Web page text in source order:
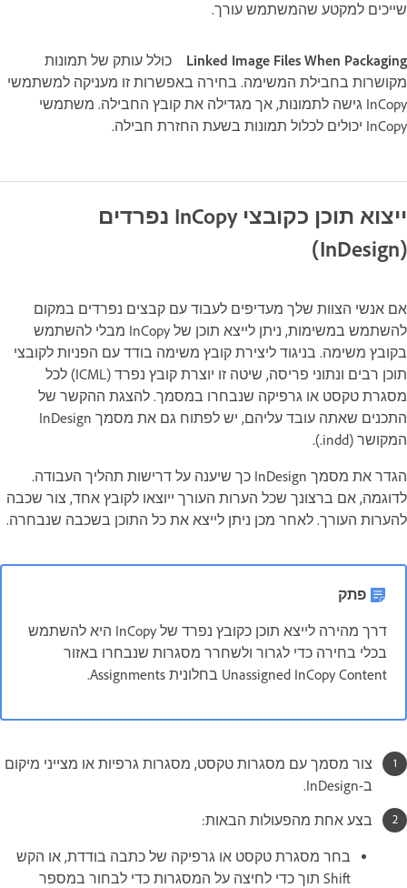
שייכים למקטע שהמשתמש עורך.
Linked Image Files When Packaging
כולל עותק של תמונות
מקושרות בחבילת המשימה. בחירה באפשרות זו מעניקה למשתמשי
InCopy גישה לתמונות, אך מגדילה את קובץ החבילה. משתמשי
InCopy יכולים לכלול תמונות בשעת החזרת חבילה.
ייצוא תוכן כקובצי InCopy נפרדים
(InDesign)
אם אנשי הצוות שלך מעדיפים לעבוד עם קבצים נפרדים במקום
להשתמש במשימות, ניתן לייצא תוכן של InCopy מבלי להשתמש
בקובץ משימה. בניגוד ליצירת קובץ משימה בודד עם הפניות לקובצי
תוכן רבים ונתוני פריסה, שיטה זו יוצרת קובץ נפרד (ICML) לכל
מסגרת טקסט או גרפיקה שנבחרו במסמך. להצגת ההקשר של
התכנים שאתה עובד עליהם, יש לפתוח גם את מסמך InDesign
המקושר (indd.).
הגדר את מסמך InDesign כך שיענה על דרישות תהליך העבודה.
לדוגמה, אם ברצונך שכל הערות העורך ייוצאו לקובץ אחד, צור שכבה
להערות העורך. לאחר מכן ניתן לייצא את כל התוכן בשכבה שנבחרה.
פתק
דרך מהירה לייצא תוכן כקובץ נפרד של InCopy היא להשתמש
בכלי בחירה כדי לגרור ולשחרר מסגרות שנבחרו באזור
Unassigned InCopy Content בחלונית Assignments.
צור מסמך עם מסגרות טקסט, מסגרות גרפיות או מצייני מיקום
ב-InDesign.
בצע אחת מהפעולות הבאות:
בחר מסגרת טקסט או גרפיקה של כתבה בודדת, או הקש
Shift תוך כדי לחיצה על המסגרות כדי לבחור במספר